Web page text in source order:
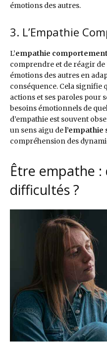
émotions des autres.
3. L’Empathie
L’empathie
comprendre et de réagir
émotions des autres en
conséquence. Cela signifie
actions et ses paroles pour
besoins émotionnels de
d’empathie est souvent
un sens aigu del’empathie
compréhension des
Être empathe :
difficultés ?